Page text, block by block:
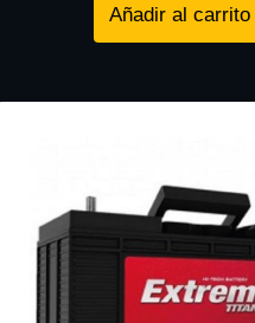
Añadir al carrito